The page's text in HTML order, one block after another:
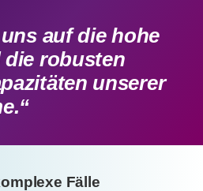
auf die hohe
robusten
unserer
Fälle